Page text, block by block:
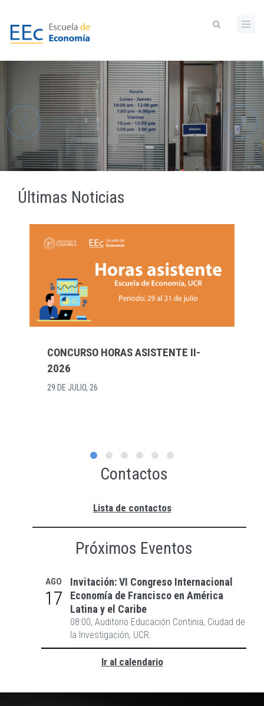
contenido
Últimas Noticias
CONCURSO HORAS ASISTENTE II-
2026
29 DE JULIO, 26
Contactos
Lista de contactos
Próximos Eventos
AGO
17
Invitación: VI Congreso Internacional
Economía de Francisco en América
Latina y el Caribe
08:00, Auditorio Educación Continia, Ciudad de
la Investigación, UCR.
Ir al calendario